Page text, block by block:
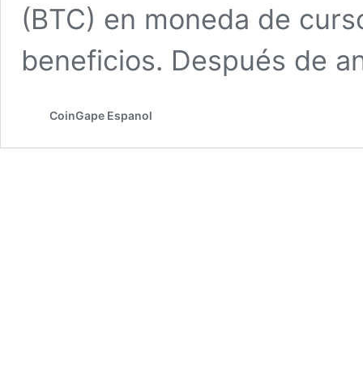
(BTC) en moneda de
beneficios. Después de
CoinGape Espanol